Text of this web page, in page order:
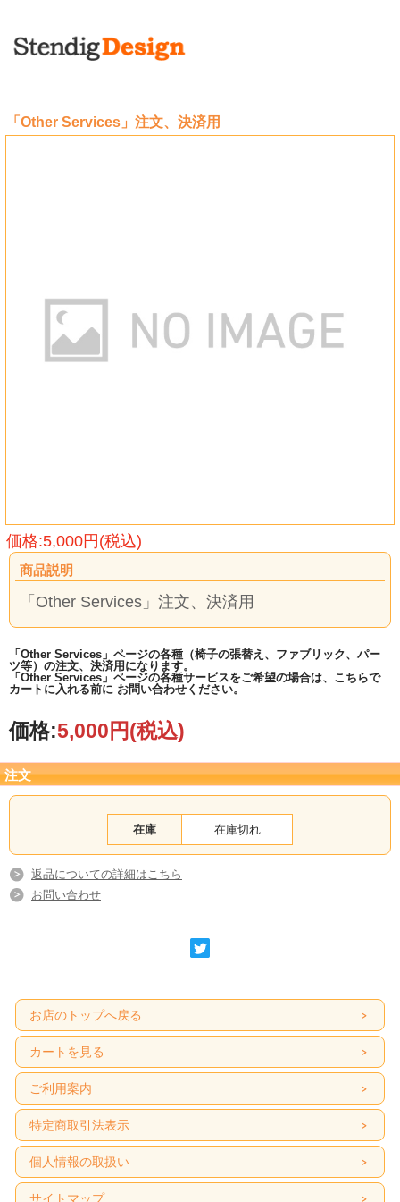
「Other Services」注文、決済用
価格:5,000円(税込)
商品説明
「Other Services」注文、決済用
「Other Services」ページの各種（椅子の張替え、ファブリック、パー
ツ等）の注文、決済用になります。
「Other Services」ページの各種サービスをご希望の場合は、こちらで
カートに入れる前に お問い合わせください。
価格:5,000円(税込)
注文
在庫 在庫切れ
返品についての詳細はこちら
お問い合わせ
お店のトップへ戻る
カートを見る
ご利用案内
特定商取引法表示
個人情報の取扱い
サイトマップ